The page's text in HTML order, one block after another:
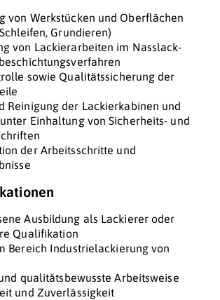
von Werkstücken und Oberflächen
Grundieren)
von Lackierarbeiten im Nasslack-
sowie Qualitätssicherung der
Reinigung der Lackierkabinen und
Einhaltung von Sicherheits- und
der Arbeitsschritte und
Ausbildung als Lackierer oder
Qualifikation
Bereich Industrielackierung von
qualitätsbewusste Arbeitsweise
und Zuverlässigkeit